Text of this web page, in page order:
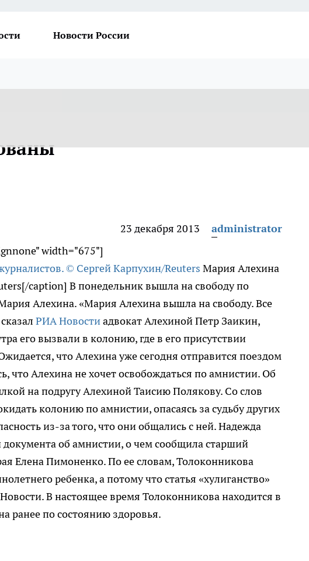
Новости России
23 декабря 2013
administrator
width="675"]
Мария Алехина
caption] В понедельник вышла на свободу по
Алехина. «Мария Алехина вышла на свободу. Все
РИА Новостиадвокат Алехиной Петр Заикин,
его вызвали в колонию, где в его присутствии
что Алехина уже сегодня отправится поездом
что Алехина не хочет освобождаться по амнистии. Об
на подругу Алехиной Таисию Полякову. Со слов
колонию по амнистии, опасаясь за судьбу других
из-за того, что они общались с ней. Надежда
об амнистии, о чем сообщила старший
Елена Пимоненко. По ее словам, Толоконникова
ребенка, а потому что статья «хулиганство»
В настоящее время Толоконникова находится в
ранее по состоянию здоровья.